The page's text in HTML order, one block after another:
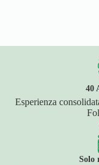
40
Esperienza
Solo